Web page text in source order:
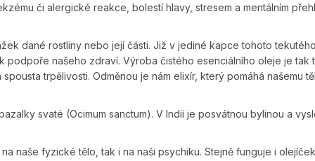
či alergické reakce, bolestí hlavy, stresem a mentálním
dané rostliny nebo její části. Již v jediné kapce tohoto
podpoře našeho zdraví. Výroba čistého esenciálního oleje je
trpělivosti. Odměnou je nám elixír, který pomáhá
svaté (Ocimum sanctum). V Indii je posvátnou bylinou a
naše fyzické tělo, tak i na naši psychiku. Stejně funguje i